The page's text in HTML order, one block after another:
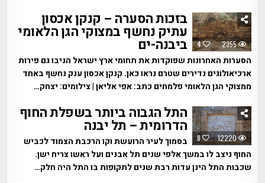
4 2355
בזכות הסערה – קנקן אכסון
עתיק נחשף במצוקי הגן הלאומי
ביבנה-ים
הסערות האחרונות שפוקדות את תחומי ארץ ישראל הניבו גם פירות
ארכיאולוגים נדירים שטרם נראו כאן. קנקן אכסון ענק נחשף באחד
ממצוקי הגן הלאומי פלמחים כתב: אפי אליאן | צילומים: יצחק…
8 12220
התל הגבוה ביותר בשפלת החוף
הדרומית – תל יבנה
בסמוך לעיר הרועשת וקו הרכבת הצמוד לכביש
החוף ניצב לו במשך אלפי שנים תל אבנים ועל ראשו צריח ישן.
שכבות התל הינן עדות רבת שנים לתקופות בו התל היה חלק…